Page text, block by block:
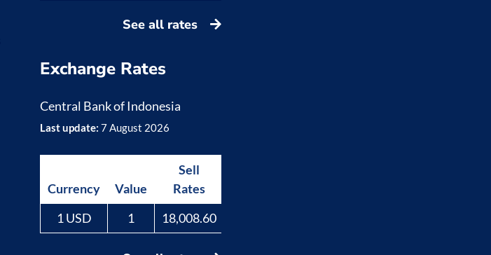
See all rates
Exchange Rates
Central Bank of Indonesia
Last update: 7 August 2026
Currency Value
Sell
Rates
1 USD
1 18,008.60